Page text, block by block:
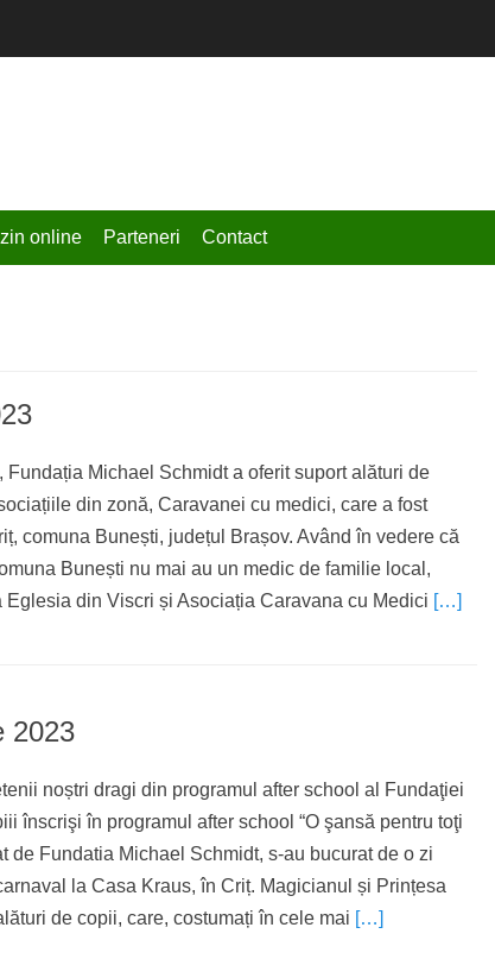
online Parteneri Contact
Fundația Michael Schmidt a oferit suport alături de
din zonă, Caravanei cu medici, care a fost
comuna Bunești, județul Brașov. Având în vedere că
Bunești nu mai au un medic de familie local,
Eglesia din Viscri și Asociația Caravana cu Medici […]
2023
noștri dragi din programul after school al Fundaţiei
înscrişi în programul after school “O şansă pentru toţi
de Fundatia Michael Schmidt, s-au bucurat de o zi
la Casa Kraus, în Criț. Magicianul și Prințesa
de copii, care, costumați în cele mai […]